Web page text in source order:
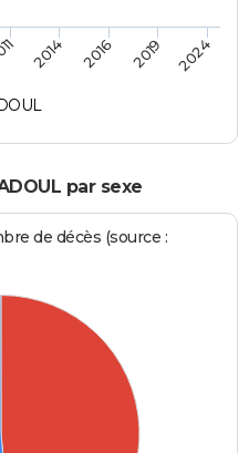
2014 2016 2019 2024
par sexe
de décès (source :